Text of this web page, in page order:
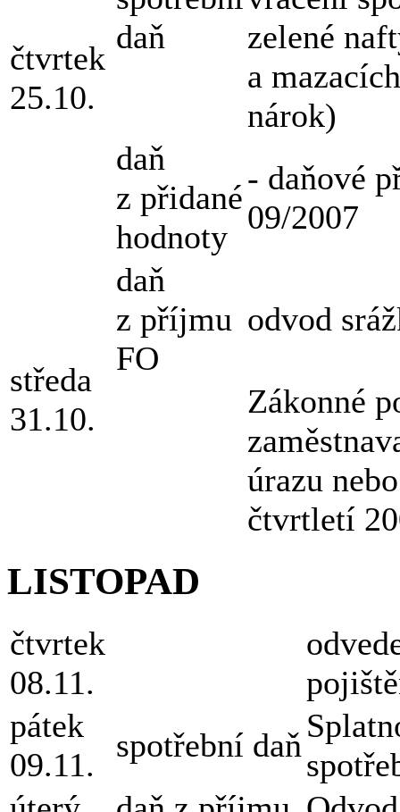
čtvrtek
25.10.
daň
zelené
a
nárok)
daň
z přidané
hodnoty
- daňové
09/2007
středa
31.10.
daň
z příjmu
FO
odvod
Zákonné
úrazu
čtvrtletí
LISTOPAD
čtvrtek
08.11.
pátek
09.11.
spotřební daň